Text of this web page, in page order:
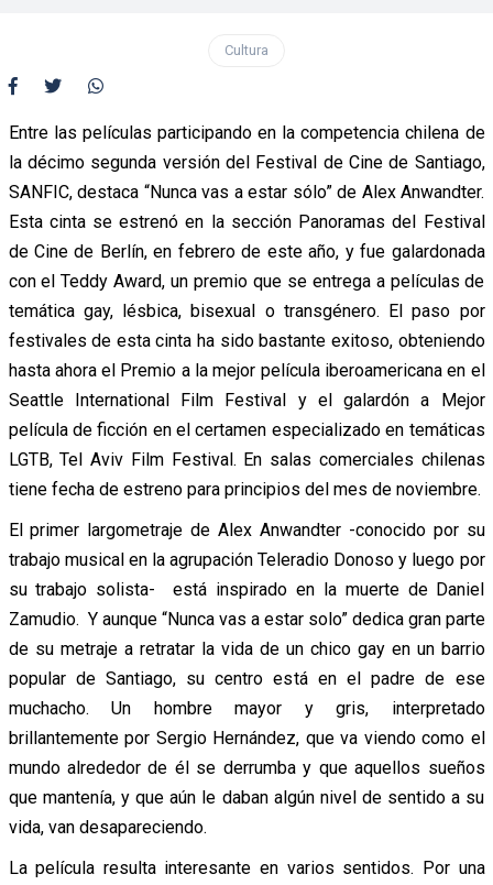
Cultura
Entre las películas participando en la competencia chilena de
la décimo segunda versión del Festival de Cine de Santiago,
SANFIC, destaca “Nunca vas a estar sólo” de Alex Anwandter.
Esta cinta se estrenó en la sección Panoramas del Festival
de Cine de Berlín, en febrero de este año, y fue galardonada
con el Teddy Award, un premio que se entrega a películas de
temática gay, lésbica, bisexual o transgénero. El paso por
festivales de esta cinta ha sido bastante exitoso, obteniendo
hasta ahora el Premio a la mejor película iberoamericana en el
Seattle International Film Festival y el galardón a Mejor
película de ficción en el certamen especializado en temáticas
LGTB, Tel Aviv Film Festival. En salas comerciales chilenas
tiene fecha de estreno para principios del mes de noviembre.
El primer largometraje de Alex Anwandter -conocido por su
trabajo musical en la agrupación Teleradio Donoso y luego por
su trabajo solista- está inspirado en la muerte de Daniel
Zamudio. Y aunque “Nunca vas a estar solo” dedica gran parte
de su metraje a retratar la vida de un chico gay en un barrio
popular de Santiago, su centro está en el padre de ese
muchacho. Un hombre mayor y gris, interpretado
brillantemente por Sergio Hernández, que va viendo como el
mundo alrededor de él se derrumba y que aquellos sueños
que mantenía, y que aún le daban algún nivel de sentido a su
vida, van desapareciendo.
La película resulta interesante en varios sentidos. Por una